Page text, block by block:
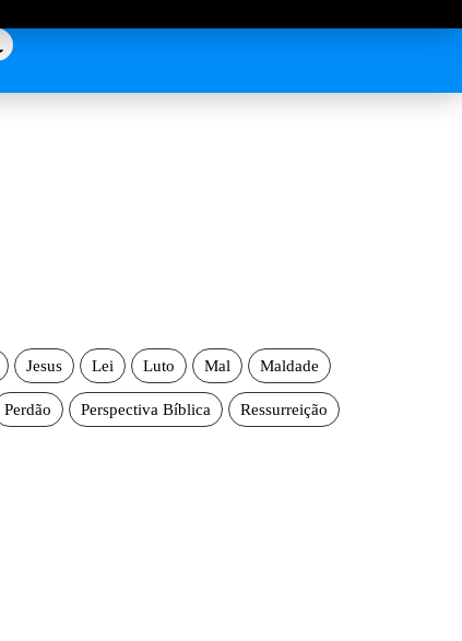
Jesus Lei Luto Mal Maldade
Perdão Perspectiva Bíblica Ressurreição